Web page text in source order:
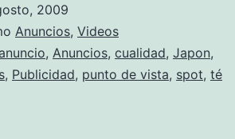
japonés
sobre
2009
Anuncios, Videos
, Anuncios, cualidad, Japon,
, Publicidad, punto de vista, spot, té